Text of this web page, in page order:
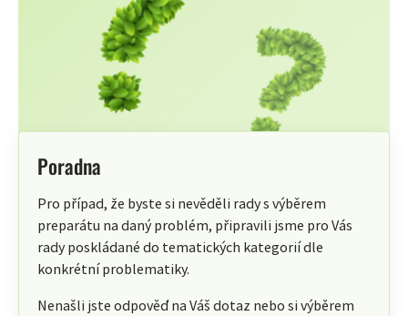
Poradna
Pro případ, že byste si nevěděli rady s výběrem
preparátu na daný problém, připravili jsme pro Vás
rady poskládané do tematických kategorií dle
konkrétní problematiky.
Nenašli jste odpověď na Váš dotaz nebo si výběrem